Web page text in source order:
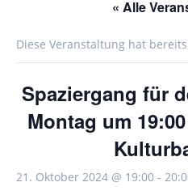
« Alle
Diese Veranstaltung hat
Spaziergang für
Montag um
21. Oktober 2024 @ 19:00 -